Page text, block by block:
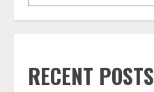
RECENT POSTS